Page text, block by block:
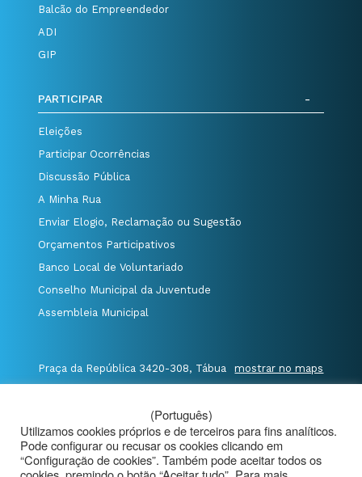
Balcão do Empreendedor
ADI
GIP
PARTICIPAR
Eleições
Participar Ocorrências
Discussão Pública
A Minha Rua
Enviar Elogio, Reclamação ou Sugestão
Orçamentos Participativos
Banco Local de Voluntariado
Conselho Municipal da Juventude
Assembleia Municipal
Praça da República 3420-308, Tábua mostrar no maps
E. geral@cm-tabua.pt
@Município de Tábua | Mapa do Portal
|
Politica de Privacidade
|
(Português)
Utilizamos cookies próprios e de terceiros para fins analíticos.
Pode configurar ou recusar os cookies clicando em
“Configuração de cookies”. Também pode aceitar todos os